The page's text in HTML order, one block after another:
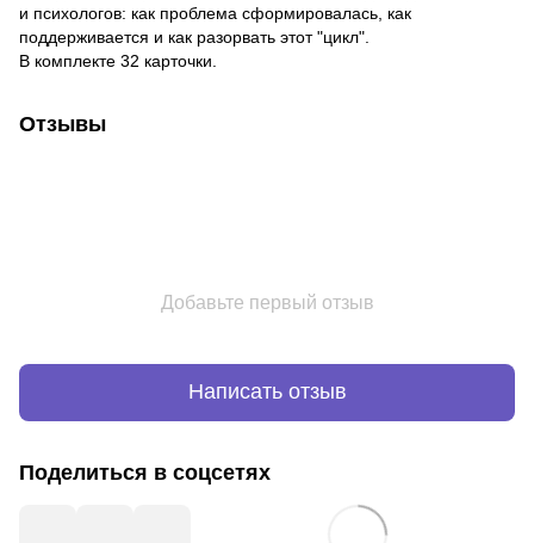
и психологов: как проблема сформировалась, как
поддерживается и как разорвать этот "цикл".
В комплекте 32 карточки.
Отзывы
Добавьте первый отзыв
Написать отзыв
Поделиться в соцсетях